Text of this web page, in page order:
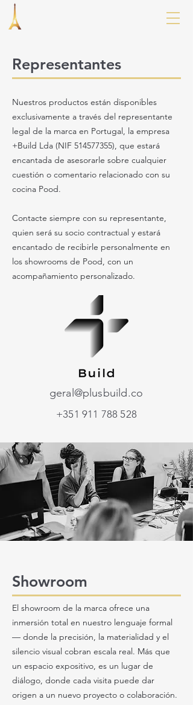
Representantes
Nuestros productos están disponibles
exclusivamente a través del representante
legal de la marca en Portugal, la empresa
+Build Lda (NIF 514577355), que estará
encantada de asesorarle sobre cualquier
cuestión o comentario relacionado con su
cocina Pood.
Contacte siempre con su representante,
quien será su socio contractual y estará
encantado de recibirle personalmente en
los showrooms de Pood, con un
acompañamiento personalizado.
geral@plusbuild.co
+351 911 788 528
Showroom
El showroom de la marca ofrece una
inmersión total en nuestro lenguaje formal
— donde la precisión, la materialidad y el
silencio visual cobran escala real. Más que
un espacio expositivo, es un lugar de
diálogo, donde cada visita puede dar
origen a un nuevo proyecto o colaboración.